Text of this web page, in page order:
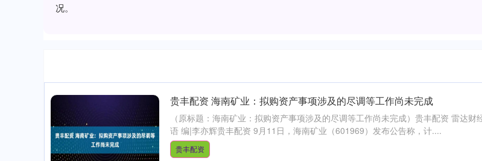
况。
贵丰配资 海南矿业：拟购资产事项涉及的尽调等工作尚未完成
（原标题：海南矿业：拟购资产事项涉及的尽调等工作尚未完成）贵丰配资 雷达财
语 编|李亦辉贵丰配资 9月11日，海南矿业（601969）发布公告称，计....
贵丰配资